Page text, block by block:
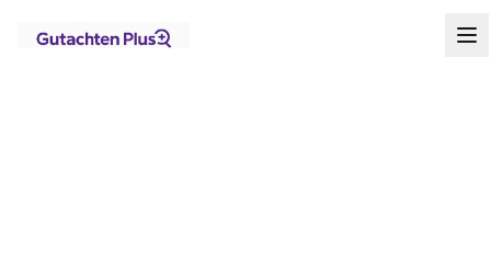
Startseite
Standorte Brandenburg